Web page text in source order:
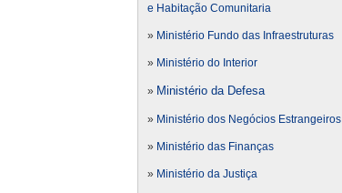
e Habitação Comunitaria
» Ministério Fundo das Infraestruturas
» Ministério do Interior
» Ministério da Defesa
» Ministério dos Negócios Estrangeiros
» Ministério das Finanças
» Ministério da Justiça